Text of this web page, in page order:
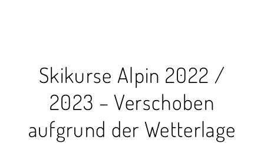
Skikurse Alpin 2022 /
2023 – Verschoben
aufgrund der Wetterlage